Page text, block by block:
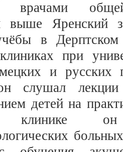
врачами
выше
в Дерптском
при
и
он слушал
детей на
он